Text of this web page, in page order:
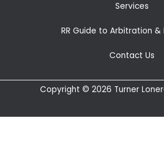
Services
RR Guide to Arbitration &
Contact Us
Copyright © 2026 Turner